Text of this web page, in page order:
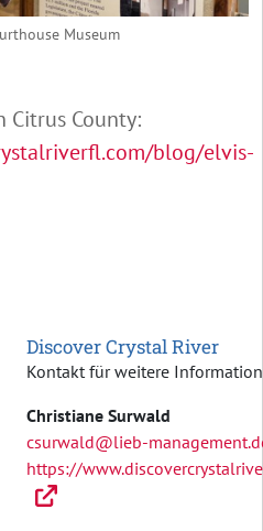
Museum
Citrus County:
blog/elvis-
Discover Crystal River
Kontakt für weitere
Christiane Surwald
csurwald@lieb-
https://